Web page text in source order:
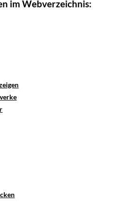
im Webverzeichnis: